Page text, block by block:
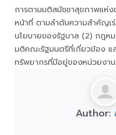
การตามมติสมัชชาสุขภาพแห่
หน้าที่ ตามลำดับความสำคัญเ
นโยบายของรัฐบาล (2) กฎห
มติคณะรัฐมนตรีที่เกี่ยวข้อง แ
ทรัพยากรที่มีอยู่ของหน่วยงาน
Author: